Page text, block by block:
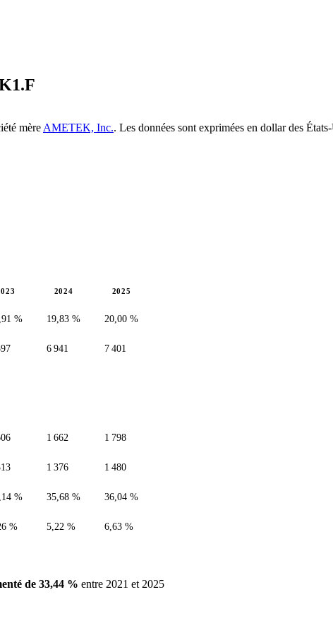
mère AMETEK, Inc.. Les données sont exprimées en dollar des
2024 2025
% 19,83 % 20,00 %
6 941 7 401
1 662 1 798
1 376 1 480
% 35,68 % 36,04 %
% 5,22 % 6,63 %
de 33,44 % entre 2021 et 2025